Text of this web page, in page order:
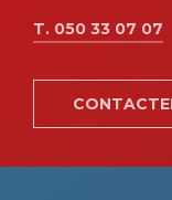
T. 050 33 07 07